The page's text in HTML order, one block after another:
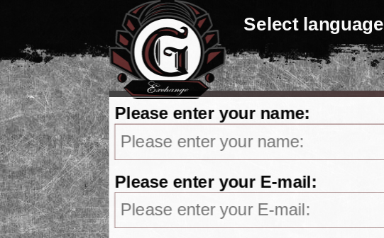
Select language
Please enter your name:
Please enter your E-mail: